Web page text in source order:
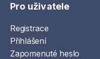
Pro uživatele
Registrace
Přihlášení
Zapomenuté heslo